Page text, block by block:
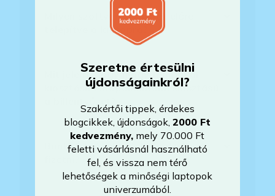
Milyen szoftverek vannak előre
telepítve a laptopra?
Mit jelent, hogy magyar/magyar
kiosztású európai/külföldi kiosztású
Bankkártyával tudok Önöknél
Szeretne értesülni
újdonságainkról?
Szakértői tippek, érdekes
blogcikkek, újdonságok,2000 Ft
kedvezmény, mely 70.000 Ft
feletti vásárlásnál használható
fel, és vissza nem térő
lehetőségek a minőségi laptopok
univerzumából.